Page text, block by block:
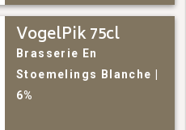
VogelPik 75cl
Brasserie En
Stoemelings
Blanche
6%